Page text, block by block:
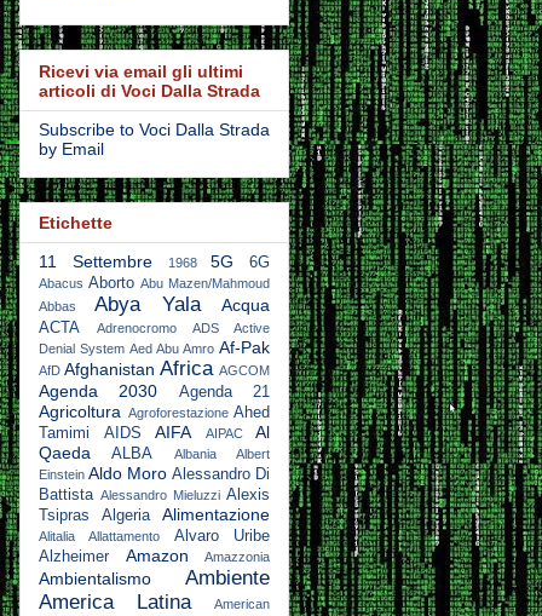
Ricevi via email gli ultimi
articoli di Voci Dalla Strada
Subscribe to Voci Dalla Strada
by Email
Etichette
11 Settembre
1968 5G 6G
Abacus Aborto Abu Mazen/Mahmoud
Abbas
Abya Yala Acqua
ACTA Adrenocromo
ADS Active
Denial System Aed Abu Amro Af-Pak
AfD Afghanistan Africa AGCOM
Agenda 2030 Agenda 21
Agricoltura Agroforestazione Ahed
Tamimi
AIDS AIFA AIPAC
Al
Qaeda
ALBA Albania
Albert
Einstein Aldo Moro Alessandro Di
Battista Alessandro Mieluzzi Alexis
Tsipras
Algeria Alimentazione
Alitalia Allattamento
Alvaro Uribe
Alzheimer
Amazon Amazzonia
Ambientalismo
Ambiente
America Latina
American